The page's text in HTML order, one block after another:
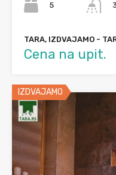
5
TARA, IZDVAJAMO -
Cena na upit.
IZDVAJAMO